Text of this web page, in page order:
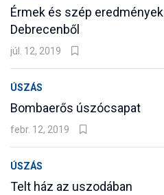
Érmek és szép eredmények
Debrecenből
júl. 12, 2019
ÚSZÁS
Bombaerős úszócsapat
febr. 12, 2019
ÚSZÁS
Telt ház az uszodában